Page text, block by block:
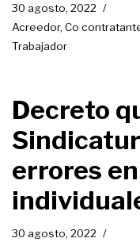
30 agosto, 2022
Acreedor, Co
Trabajador
Decreto
errores
30 agosto, 2022